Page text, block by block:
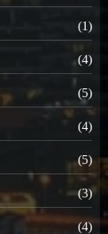
(1)
(4)
(5)
(4)
(5)
(3)
(4)